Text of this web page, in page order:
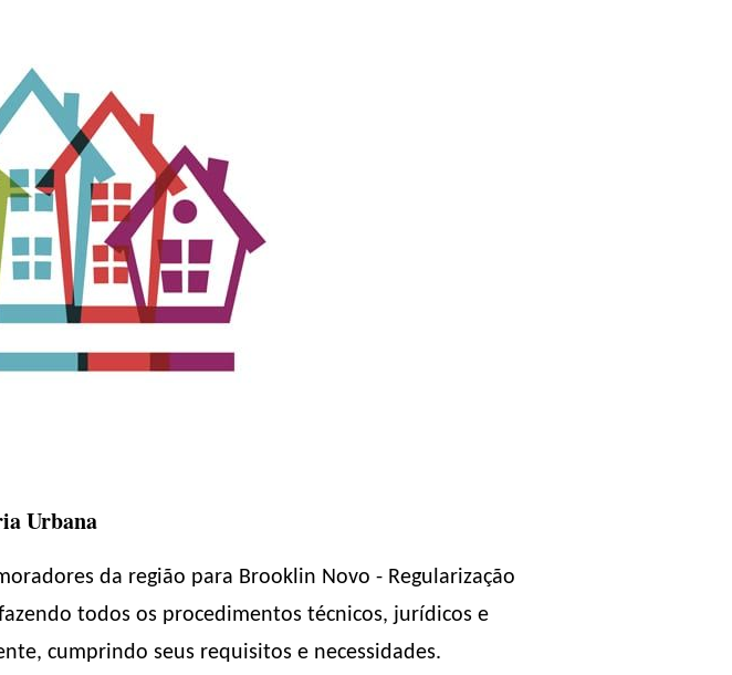
Urbana
da região para Brooklin Novo - Regularização
todos os procedimentos técnicos, jurídicos e
cumprindo seus requisitos e necessidades.